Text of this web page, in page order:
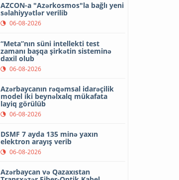
AZCON-a "Azərkosmos"la bağlı yeni
səlahiyyətlər verilib
06-08-2026
“Meta”nın süni intellekti test
zamanı başqa şirkətin sisteminə
daxil olub
06-08-2026
Azərbaycanın rəqəmsal idarəçilik
model iki beynəlxalq mükafata
layiq görülüb
06-08-2026
DSMF 7 ayda 135 minə yaxın
elektron arayış verib
06-08-2026
Azərbaycan və Qazaxıstan